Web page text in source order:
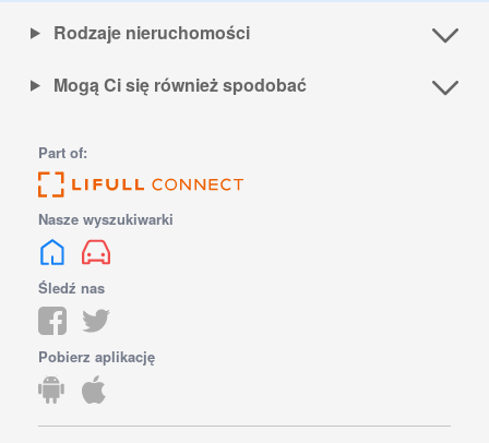
Rodzaje nieruchomości
Mogą Ci się również spodobać
Part of:
Nasze wyszukiwarki
Śledź nas
Pobierz aplikację